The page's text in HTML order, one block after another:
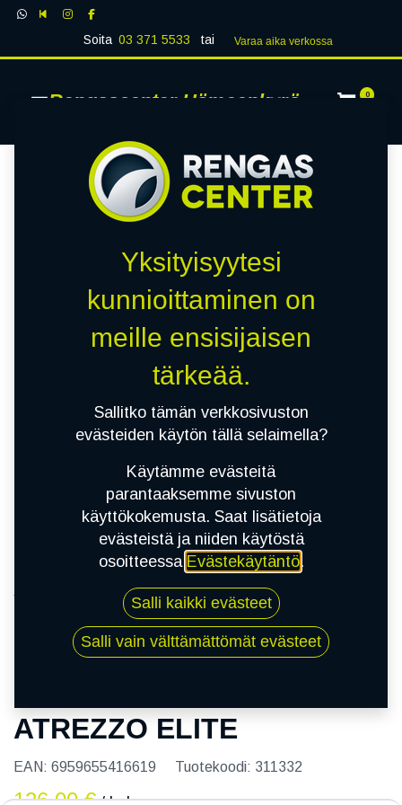
Soita 03 371 5533 tai Varaa aika verk​​​​ossa
Rengascenter Hämeenkyrö 0
185/65R15 88H SAILUN ATREZZO ELITE
ATREZZO ELITE
EAN: 6959655416619 Tuotekoodi: 311332
126,00€
Yksityisyytesi
kunnioittaminen on
meille ensisijaisen
tärkeää.
Sallitko tämän verkkosivuston
evästeiden käytön tällä selaimella?
Käytämme evästeitä
parantaaksemme sivuston
käyttökokemusta. Saat lisätietoja
evästeistä ja niiden käytöstä
osoitteessa Evästekäytäntö.
Salli kaikki evästeet
Salli vain välttämättömät evästeet